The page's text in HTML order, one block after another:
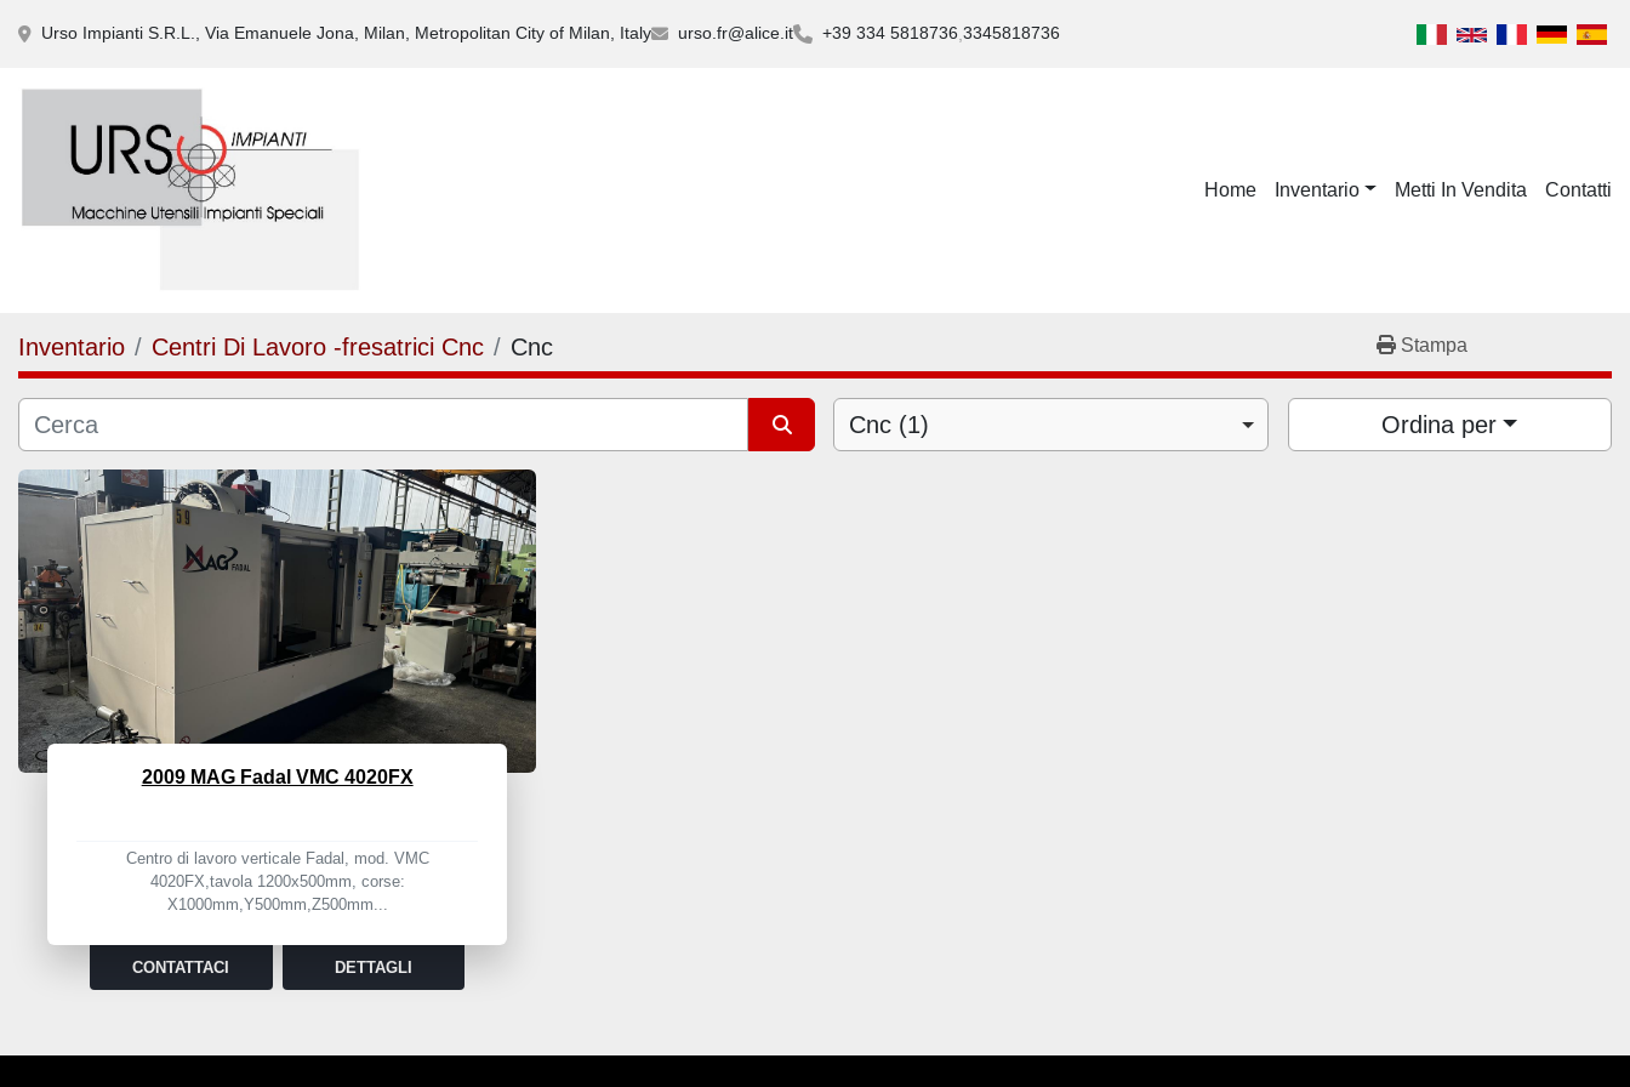
Urso Impianti S.R.L., Via Emanuele Jona, Milan, Metropolitan City of Milan, Italy urso.fr@alice.it +39 334 5818736 3345818736
Home Inventario Metti In Vendita Contatti
Inventario Centri Di Lavoro -fresatrici Cnc Cnc Stampa
Cnc (1) Ordina per
2009 MAG Fadal VMC 4020FX
Centro di lavoro verticale Fadal, mod. VMC
4020FX,tavola 1200x500mm, corse:
X1000mm,Y500mm,Z500mm...
CONTATTACI DETTAGLI